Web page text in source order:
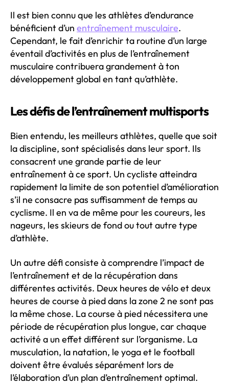
Il est bien connu que les athlètes d’endurance
bénéficient d’un entraînement musculaire.
Cependant, le fait d’enrichir ta routine d’un large
éventail d’activités en plus de l’entraînement
musculaire contribuera grandement à ton
développement global en tant qu’athlète.
Les défis de l’entraînement multisports
Bien entendu, les meilleurs athlètes, quelle que soit
la discipline, sont spécialisés dans leur sport. Ils
consacrent une grande partie de leur
entraînement à ce sport. Un cycliste atteindra
rapidement la limite de son potentiel d’amélioration
s’il ne consacre pas suffisamment de temps au
cyclisme. Il en va de même pour les coureurs, les
nageurs, les skieurs de fond ou tout autre type
d’athlète.
Un autre défi consiste à comprendre l’impact de
l’entraînement et de la récupération dans
différentes activités. Deux heures de vélo et deux
heures de course à pied dans la zone 2 ne sont pas
la même chose. La course à pied nécessitera une
période de récupération plus longue, car chaque
activité a un effet différent sur l’organisme. La
musculation, la natation, le yoga et le football
doivent être évalués séparément lors de
l’élaboration d’un plan d’entraînement optimal.